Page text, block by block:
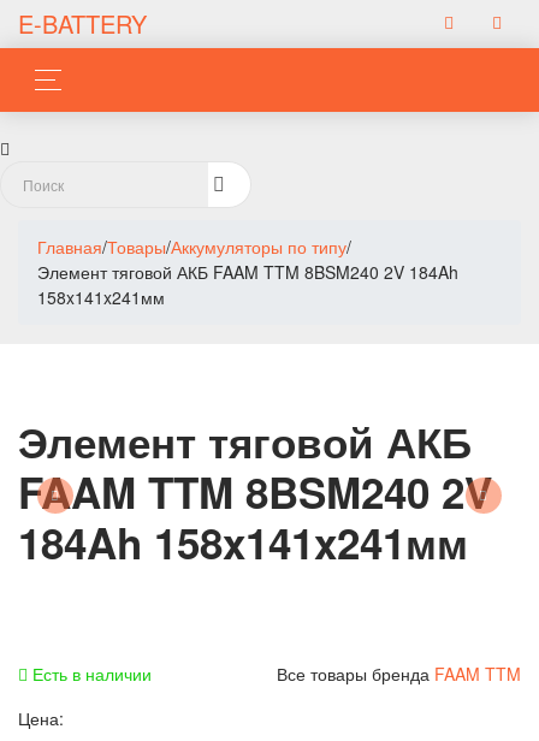
E-BATTERY
Главная/Товары/Аккумуляторы по типу/
Элемент тяговой АКБ FAAM TTM 8BSM240 2V 184Ah
158x141x241мм
Элемент тяговой АКБ
FAAM TTM 8BSM240 2V
184Ah 158x141x241мм
Есть в наличии Все товары бренда FAAM TTM
Цена: